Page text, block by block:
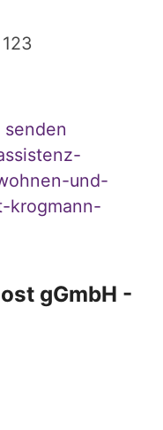
und-
krogmann-
gGmbH -